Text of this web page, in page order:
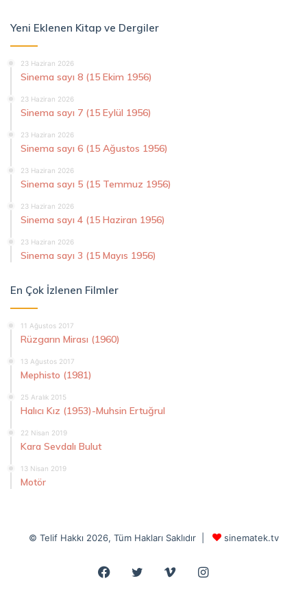
Yeni Eklenen Kitap ve Dergiler
23 Haziran 2026
Sinema sayı 8 (15 Ekim 1956)
23 Haziran 2026
Sinema sayı 7 (15 Eylül 1956)
23 Haziran 2026
Sinema sayı 6 (15 Ağustos 1956)
23 Haziran 2026
Sinema sayı 5 (15 Temmuz 1956)
23 Haziran 2026
Sinema sayı 4 (15 Haziran 1956)
23 Haziran 2026
Sinema sayı 3 (15 Mayıs 1956)
En Çok İzlenen Filmler
11 Ağustos 2017
Rüzgarın Mirası (1960)
13 Ağustos 2017
Mephisto (1981)
25 Aralık 2015
Halıcı Kız (1953)-Muhsin Ertuğrul
22 Nisan 2019
Kara Sevdalı Bulut
13 Nisan 2019
Motör
© Telif Hakkı 2026, Tüm Hakları Saklıdır | sinematek.tv
Facebook
Twitter VimeoInstagram